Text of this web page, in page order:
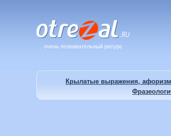
очень познавательный ресурс
Крылатые выражения,